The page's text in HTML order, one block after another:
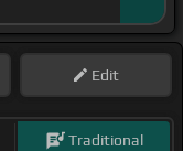
Edit
Traditional